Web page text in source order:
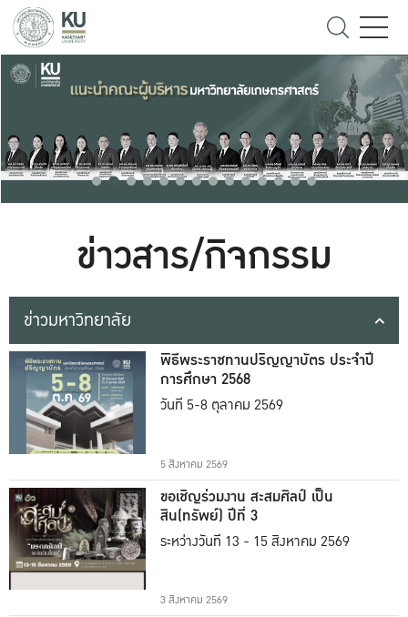
ข่าวสาร/กิจกรรม
ข่าวมหาวิทยาลัย
พิธีพระราชทานปริญญาบัตร ประจำปี
การศึกษา 2568
วันที่ 5-8 ตุลาคม 2569
5 สิงหาคม 2569
ขอเชิญร่วมงาน สะสมศิลป์ เป็น
สิน(ทรัพย์) ปีที่ 3
ระหว่างวันที่ 13 - 15 สิงหาคม 2569
3 สิงหาคม 2569